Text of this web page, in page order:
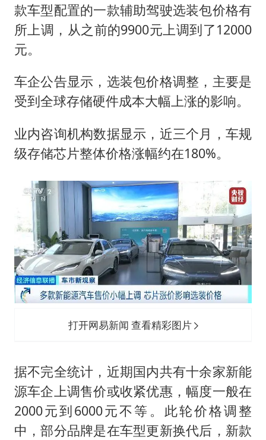
款车型配置的一款辅助驾驶选装包价格有
所上调，从之前的9900元上调到了12000
元。
车企公告显示，选装包价格调整，主要是
受到全球存储硬件成本大幅上涨的影响。
业内咨询机构数据显示，近三个月，车规
级存储芯片整体价格涨幅约在180%。
打开网易新闻 查看精彩图片
据不完全统计，近期国内共有十余家新能
源车企上调售价或收紧优惠，幅度一般在
2000元到6000元不等。此轮价格调整
中，部分品牌是在车型更新换代后，新款